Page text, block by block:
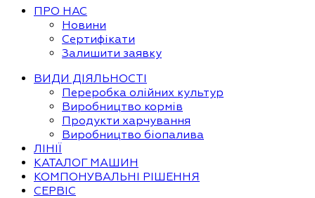
ПРО НАС
Новини
Сертифікати
Залишити заявку
ВИДИ ДІЯЛЬНОСТІ
Переробка олійних культур
Виробництво кормів
Продукти харчування
Виробництво біопалива
ЛІНІЇ
КАТАЛОГ МАШИН
КОМПОНУВАЛЬНІ РІШЕННЯ
СЕРВІС